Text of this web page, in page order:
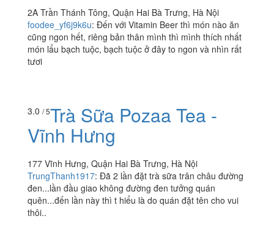
5.0/ 5Vitamin Beer - Trần
Thánh Tông
2A Trần Thánh Tông, Quận Hai Bà Trưng, Hà Nội
tươi
3.0 / 5Trà Sữa Pozaa Tea -
Vĩnh Hưng
177 Vĩnh Hưng, Quận Hai Bà Trưng, Hà Nội